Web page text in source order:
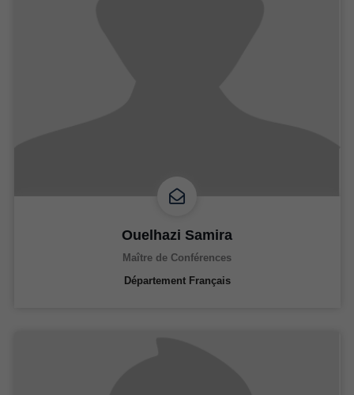
Ouelhazi Samira
Maître de Conférences
Département Français